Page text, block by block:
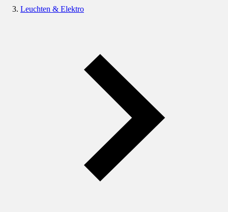
Leuchten & Elektro